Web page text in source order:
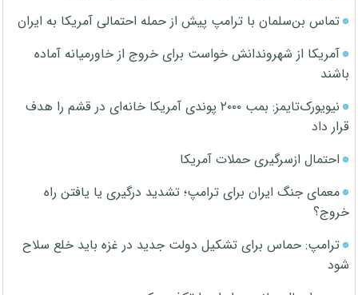
تماس بن‌سلمان با ترامپ پیش از حمله احتمالی آمریکا به ایران
آمریکا از شهروندانش خواست برای خروج از خاورمیانه آماده
باشند
نیویورک‌تایمز: بمب ۲۰۰۰ پوندی آمریکا خانه‌ای در قشم را هدف
قرار داد
احتمال ازسرگیری حملات آمریکا
معمای جنگ ایران برای ترامپ؛ تشدید درگیری یا یافتن راه
خروج؟
ترامپ: حماس برای تشکیل دولت جدید در غزه باید خلع سلاح
شود